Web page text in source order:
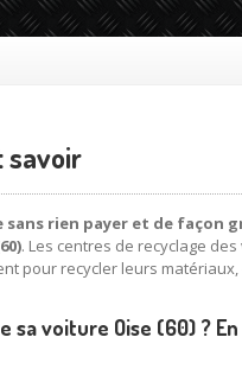
savoir
rien payer et de façon
. Les centres de recyclage
pour recycler leurs
sa voiture Oise (60) ?